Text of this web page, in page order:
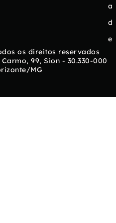
a
d
e
os direitos reservados
99, Sion - 30.330-000
MG